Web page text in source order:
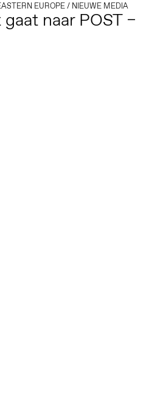
EUROPE/ NIEUWE MEDIA
naar POST –